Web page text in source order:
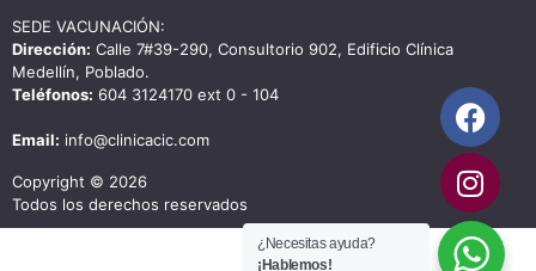
SEDE VACUNACIÓN:
Dirección: Calle 7#39-290, Consultorio 902, Edificio Clínica
Medellín, Poblado.
Teléfonos: 604 3124170 ext 0 - 104
Email: info@clinicacic.com
Copyright © 2026
Todos los derechos reservados
¿Necesitas ayuda?
¡Hablemos!